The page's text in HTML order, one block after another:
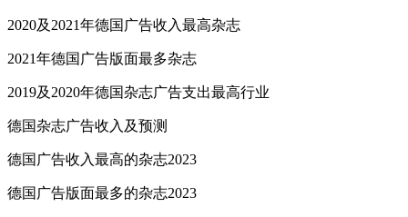
2020及2021年德国广告收入最高杂志
2021年德国广告版面最多杂志
2019及2020年德国杂志广告支出最高行业
德国杂志广告收入及预测
德国广告收入最高的杂志2023
德国广告版面最多的杂志2023